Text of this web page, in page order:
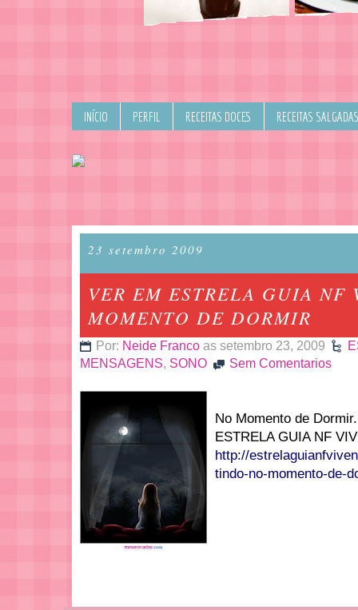
INÍCIO PERFIL RECEITAS DOCES RECEITAS SALGADAS
23 setembro 2009
VER EM ESTRELA GUIA
MOMENTO DE DORMIR
Por: Neide Franco as setembro 23, 2009
MENSAGENS, SONO Sem Comentarios
No Momento de
ESTRELA GUIA NF
http://
tindo-no-momento-de-